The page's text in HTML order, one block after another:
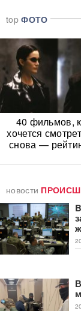
topФОТО
40 фильмов,
хочется
снова —
новости